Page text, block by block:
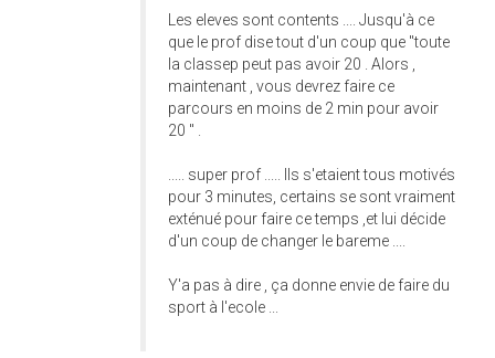
Les eleves sont contents .... Jusqu'à ce
que le prof dise tout d'un coup que "toute
la classep peut pas avoir 20 . Alors ,
maintenant , vous devrez faire ce
parcours en moins de 2 min pour avoir
20 " .
..... super prof ..... Ils s'etaient tous motivés
pour 3 minutes, certains se sont vraiment
exténué pour faire ce temps ,et lui décide
d'un coup de changer le bareme ....
Y'a pas à dire , ça donne envie de faire du
sport à l'ecole ...